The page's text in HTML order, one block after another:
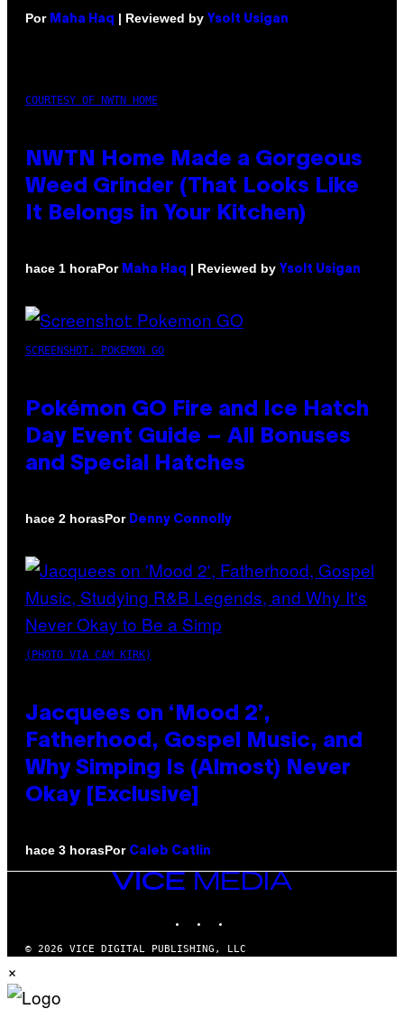
Por Maha Haq | Reviewed by Ysolt Usigan
COURTESY OF NWTN HOME
NWTN Home Made a Gorgeous
Weed Grinder (That Looks Like
It Belongs in Your Kitchen)
hace 1 horaPor Maha Haq | Reviewed by Ysolt Usigan
SCREENSHOT: POKEMON GO
Pokémon GO Fire and Ice Hatch
Day Event Guide – All Bonuses
and Special Hatches
hace 2 horasPor Denny Connolly
(PHOTO VIA CAM KIRK)
Jacquees on ‘Mood 2’,
Fatherhood, Gospel Music, and
Why Simping Is (Almost) Never
Okay [Exclusive]
hace 3 horasPor Caleb Catlin
VICE
MEDIA
© 2026 VICE DIGITAL PUBLISHING, LLC
×